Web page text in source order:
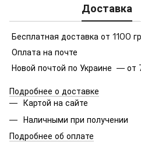
Доставка
Бесплатная доставка от 1100
Оплата на почте
Новой почтой по Украине — от
Подробнее о доставке
Картой на сайте
Наличными при получении
Подробнее об оплате